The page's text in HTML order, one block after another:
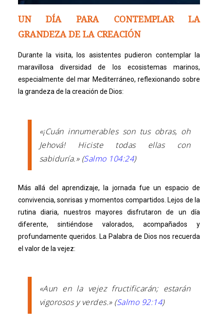
UN DÍA PARA CONTEMPLAR LA
GRANDEZA DE LA CREACIÓN
Durante la visita, los asistentes pudieron contemplar la
maravillosa diversidad de los ecosistemas marinos,
especialmente del mar Mediterráneo, reflexionando sobre
la grandeza de la creación de Dios:
«¡Cuán innumerables son tus obras, oh
Jehová! Hiciste todas ellas con
sabiduría.» (Salmo 104:24)
Más allá del aprendizaje, la jornada fue un espacio de
convivencia, sonrisas y momentos compartidos. Lejos de la
rutina diaria, nuestros mayores disfrutaron de un día
diferente, sintiéndose valorados, acompañados y
profundamente queridos. La Palabra de Dios nos recuerda
el valor de la vejez:
«Aun en la vejez fructificarán; estarán
vigorosos y verdes.» (Salmo 92:14)